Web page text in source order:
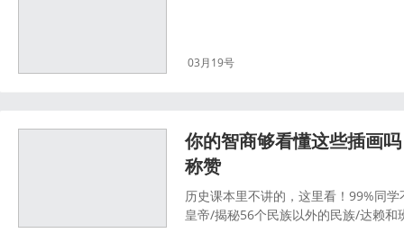
03月19号
你的智商够看懂这些插画
称赞
历史课本里不讲的，这里看！99%同
皇帝/揭秘56个民族以外的民族/达赖